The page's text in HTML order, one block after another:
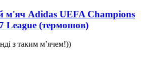
м'яч Adidas UEFA Champions
League (термошов)
з таким мʼячем!))